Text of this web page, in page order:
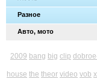
Разное
Авто, мото
2009 bang big clip
house the theor video vob